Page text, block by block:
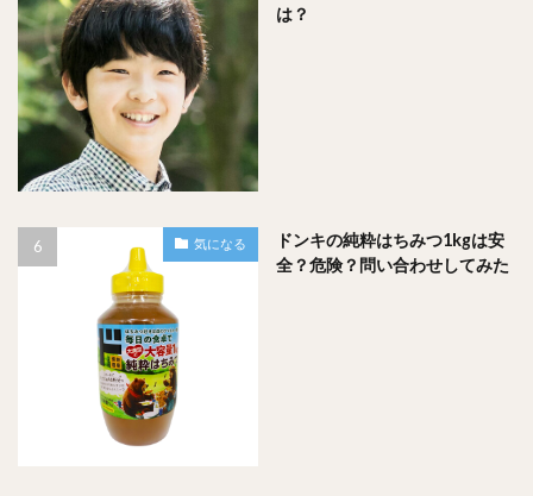
は？
気になる
ドンキの純粋はちみつ1kgは安
全？危険？問い合わせしてみた